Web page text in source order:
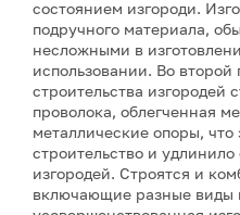
состоянием изгороди.
подручного материала,
несложными в
использовании. Во второй
строительства изгородей
проволока, облегченная
металлические опоры, что
строительство и
изгородей. Строятся и
включающие разные виды